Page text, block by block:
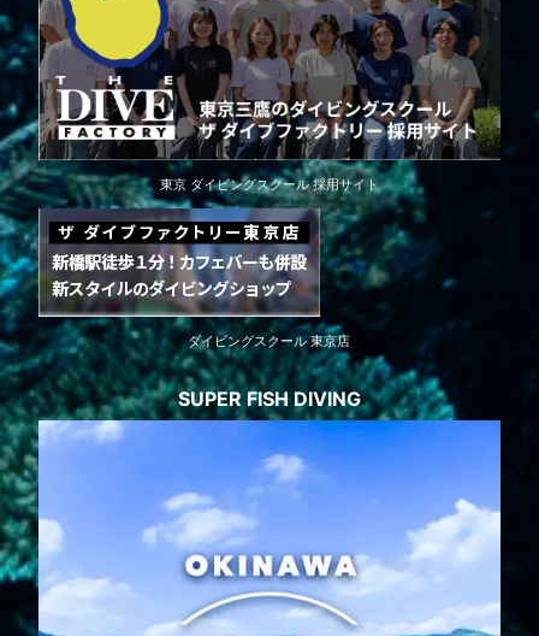
東京 ダイビングスクール 採用サイト
ダイビングスクール 東京店
SUPER FISH DIVING